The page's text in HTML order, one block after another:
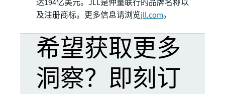
达194亿美元。JLL是仲量联行的品牌名称以
及注册商标。更多信息请浏览jll.com。
希望获取更多
洞察？即刻订